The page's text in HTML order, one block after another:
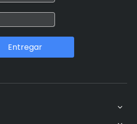
Entregar